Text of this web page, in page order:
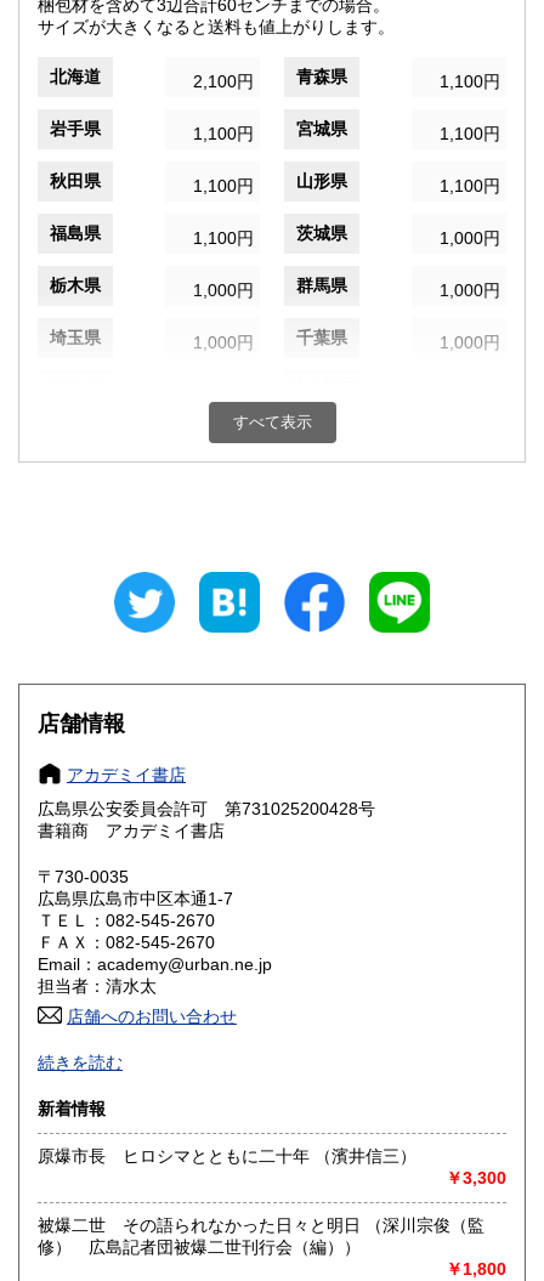
梱包材を含めて3辺合計60センチまでの場合。
サイズが大きくなると送料も値上がりします。
北海道 2,100円 青森県 1,100円
岩手県 1,100円 宮城県 1,100円
秋田県 1,100円 山形県 1,100円
福島県 1,100円 茨城県 1,000円
栃木県 1,000円 群馬県 1,000円
埼玉県 1,000円 千葉県 1,000円
1,000円 富山県
900円 静岡県
奈良県 800円 和歌山県
岡山県 800円
山口県 800円
香川県 800円
高知県
佐賀県
800円
宮崎県 800円 鹿児島県 800円
すべて表示
店舗情報
アカデミイ書店
広島県公安委員会許可 第731025200428号
書籍商 アカデミイ書店
〒730-0035
広島県広島市中区本通1-7
ＴＥＬ：082-545-2670
ＦＡＸ：082-545-2670
Email：academy@urban.ne.jp
担当者：清水太
店舗へのお問い合わせ
アカデミイ書店は広島市中心部(金座街・紙屋町)に実店舗を
構え、連日店頭や出張買取で多数の書籍を買入しておりま
豊富なラインナップで選りすぐった良書をお手頃な価格で提
供しています。
特に広島の郷土誌や原爆文献には力を入れています。
登録している本以外にもたくさんの在庫がございますのでお
気軽にお問い合わせください。
沿線名：広島電鉄
続きを読む
新着情報
原爆市長 ヒロシマとともに二十年 （濱井信三）
￥3,300
被爆二世 その語られなかった日々と明日 （深川宗俊（監
修） 広島記者団被爆二世刊行会（編））
￥1,800